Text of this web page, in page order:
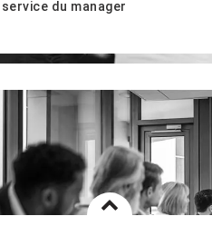
service du manager
de l’intelligence collective est l’une
LIRE L'ARTICLE COMPLET